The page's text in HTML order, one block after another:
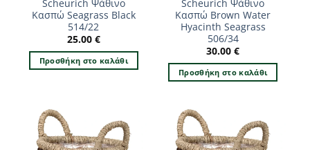
Scheurich Ψάθινο
Κασπώ Seagrass Black
514/22
25.00 €
Προσθήκη στο καλάθι
Scheurich Ψάθινο
Κασπώ Brown Water
Hyacinth Seagrass
506/34
30.00€
Προσθήκη στο καλάθι